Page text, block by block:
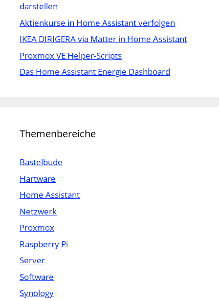
darstellen
Aktienkurse in Home Assistant verfolgen
IKEA DIRIGERA via Matter in Home Assistant
Proxmox VE Helper-Scripts
Das Home Assistant Energie Dashboard
Themenbereiche
Bastelbude
Hartware
Home Assistant
Netzwerk
Proxmox
Raspberry Pi
Server
Software
Synology